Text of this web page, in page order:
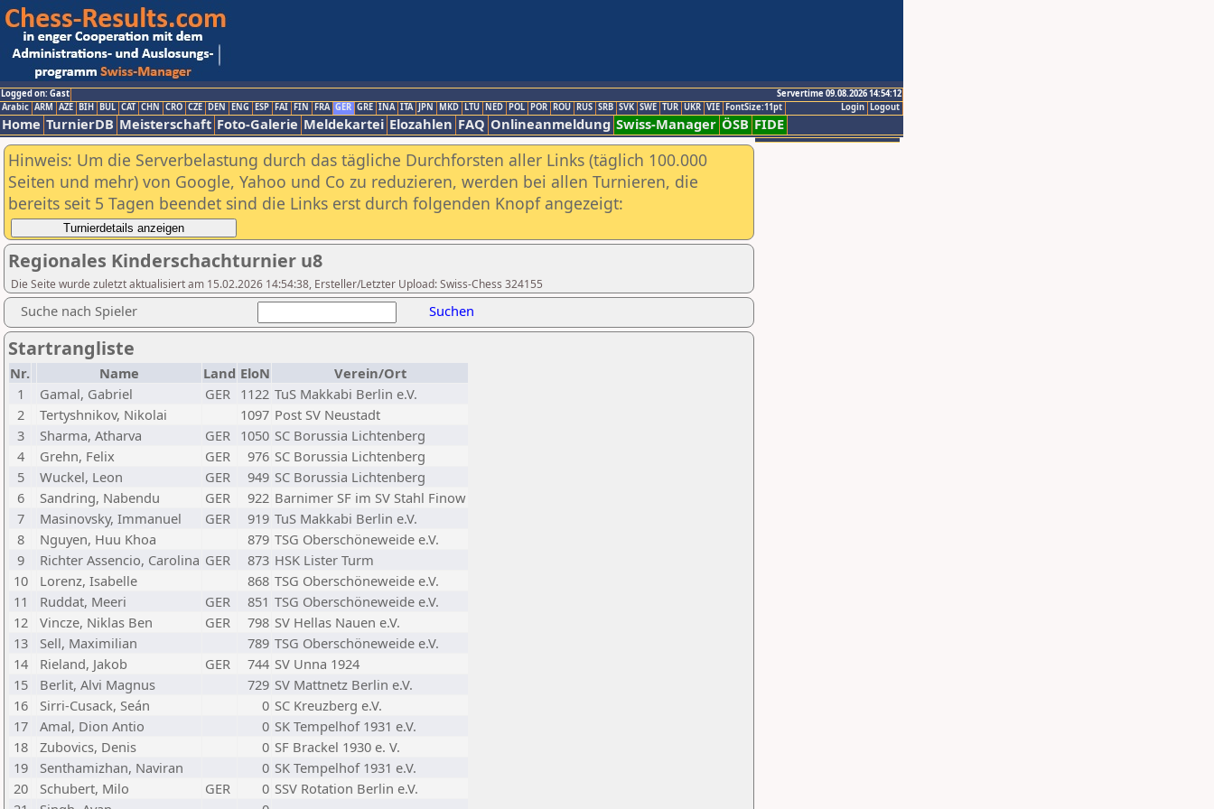
Logged on: Gast
Servertime 09.08.2026 14:54:12
Logout
Login
Arabic ARM AZE BIH BUL CAT CHN CRO CZE DEN ENG ESP FAI FIN FRA GER GRE INA ITA JPN MKD LTU NED POL POR ROU RUS SRB SVK SWE TUR UKR VIE FontSize:11pt
Home TurnierDB Meisterschaft Foto-Galerie Meldekartei Elozahlen FAQ Onlineanmeldung Swiss-Manager ÖSB FIDE
Hinweis: Um die Serverbelastung durch das tägliche Durchforsten aller Links (täglich 100.000
Seiten und mehr) von Google, Yahoo und Co zu reduzieren, werden bei allen Turnieren, die
bereits seit 5 Tagen beendet sind die Links erst durch folgenden Knopf angezeigt:
Regionales Kinderschachturnier u8
Die Seite wurde zuletzt aktualisiert am 15.02.2026 14:54:38, Ersteller/Letzter Upload: Swiss-Chess 324155
Suche nach Spieler Suchen
Startrangliste
Nr. Name Land EloN
Verein/Ort
1
Gamal, Gabriel GER 1122 TuS Makkabi Berlin e.V.
2
Tertyshnikov, Nikolai 1097 Post SV Neustadt
3
Sharma, Atharva GER 1050 SC Borussia Lichtenberg
4
Grehn, Felix GER 976 SC Borussia Lichtenberg
5
Wuckel, Leon GER 949 SC Borussia Lichtenberg
6
Sandring, Nabendu GER 922 Barnimer SF im SV Stahl Finow
7
Masinovsky, Immanuel GER 919 TuS Makkabi Berlin e.V.
8
Nguyen, Huu Khoa 879 TSG Oberschöneweide e.V.
9
Richter Assencio, Carolina GER 873 HSK Lister Turm
10
Lorenz, Isabelle 868 TSG Oberschöneweide e.V.
11
Ruddat, Meeri GER 851 TSG Oberschöneweide e.V.
12
Vincze, Niklas Ben GER 798 SV Hellas Nauen e.V.
13
Sell, Maximilian 789 TSG Oberschöneweide e.V.
14
Rieland, Jakob GER 744 SV Unna 1924
15
Berlit, Alvi Magnus 729 SV Mattnetz Berlin e.V.
16
Sirri-Cusack, Seán 0 SC Kreuzberg e.V.
17
Amal, Dion Antio 0 SK Tempelhof 1931 e.V.
18
Zubovics, Denis 0 SF Brackel 1930 e. V.
19
Senthamizhan, Naviran 0 SK Tempelhof 1931 e.V.
20
Schubert, Milo GER 0 SSV Rotation Berlin e.V.